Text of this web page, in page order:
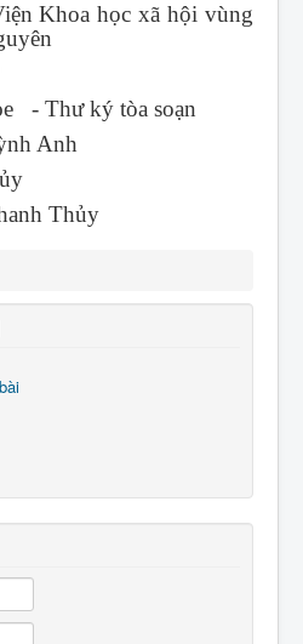
Khoa học xã hội vùng
- Thư ký tòa soạn
Anh
Thủy